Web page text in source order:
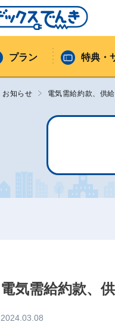
プラン 特典・
お知らせ 電気需給約款、供
電気需給約款、
2024.03.08